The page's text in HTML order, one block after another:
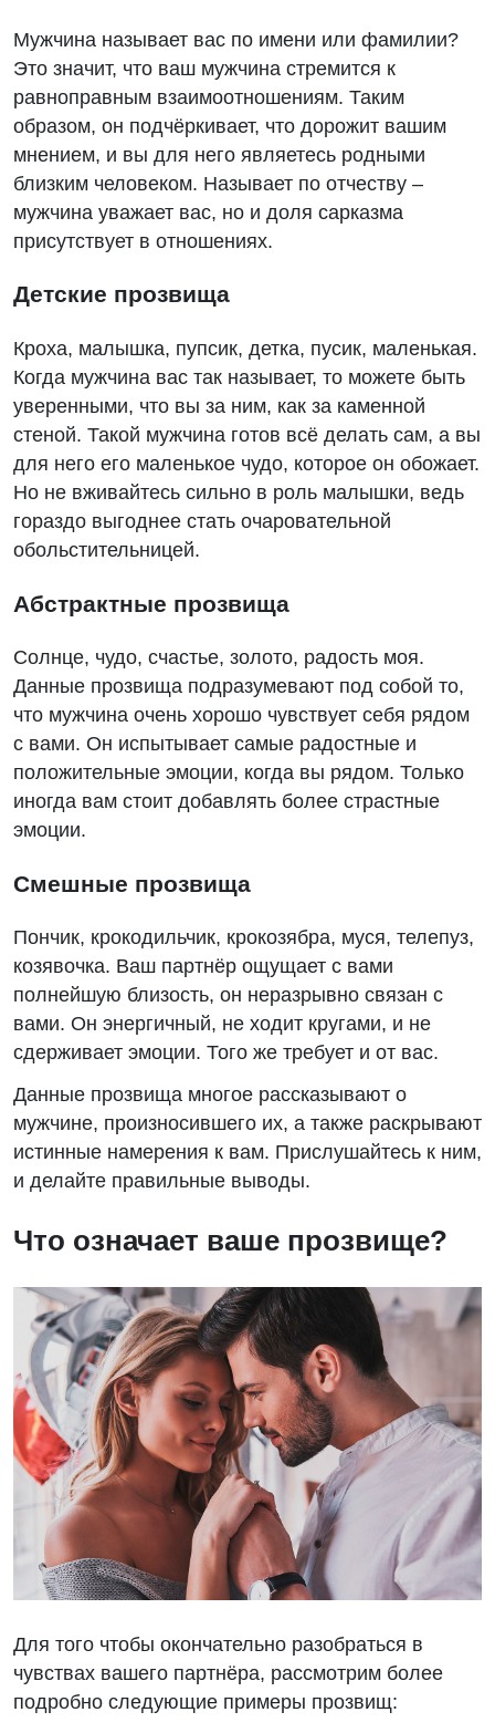
Мужчина называет вас по имени или фамилии?
Это значит, что ваш мужчина стремится к
равноправным взаимоотношениям. Таким
образом, он подчёркивает, что дорожит вашим
мнением, и вы для него являетесь родными
близким человеком. Называет по отчеству –
мужчина уважает вас, но и доля сарказма
присутствует в отношениях.
Детские прозвища
Кроха, малышка, пупсик, детка, пусик, маленькая.
Когда мужчина вас так называет, то можете быть
уверенными, что вы за ним, как за каменной
стеной. Такой мужчина готов всё делать сам, а вы
для него его маленькое чудо, которое он обожает.
Но не вживайтесь сильно в роль малышки, ведь
гораздо выгоднее стать очаровательной
обольстительницей.
Абстрактные прозвища
Солнце, чудо, счастье, золото, радость моя.
Данные прозвища подразумевают под собой то,
что мужчина очень хорошо чувствует себя рядом
с вами. Он испытывает самые радостные и
положительные эмоции, когда вы рядом. Только
иногда вам стоит добавлять более страстные
эмоции.
Смешные прозвища
Пончик, крокодильчик, крокозябра, муся, телепуз,
козявочка. Ваш партнёр ощущает с вами
полнейшую близость, он неразрывно связан с
вами. Он энергичный, не ходит кругами, и не
сдерживает эмоции. Того же требует и от вас.
Данные прозвища многое рассказывают о
мужчине, произносившего их, а также раскрывают
истинные намерения к вам. Прислушайтесь к ним,
и делайте правильные выводы.
Что означает ваше прозвище?
Для того чтобы окончательно разобраться в
чувствах вашего партнёра, рассмотрим более
подробно следующие примеры прозвищ: